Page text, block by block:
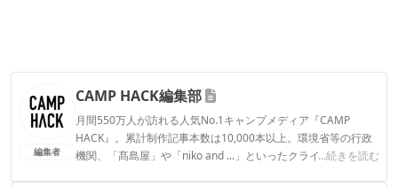
編集者
CAMP HACK編集部
月間550万人が訪れる人気No.1キャンプメディア『CAMP
HACK』。累計制作記事本数は10,000本以上。環境省等の行政
機関、「髙島屋」や「niko and ...」といったクライアントとの
...続きを読む